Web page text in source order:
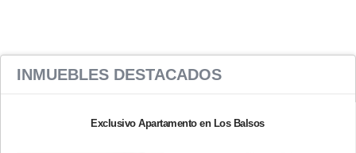
INMUEBLES DESTACADOS
Exclusivo Apartamento en Los Balsos